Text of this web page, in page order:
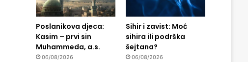
Poslanikova djeca:
Kasim – prvi sin
Muhammeda, a.s.
06/08/2026
Sihir i zavist: Moć
sihira ili podrška
šejtana?
06/08/2026